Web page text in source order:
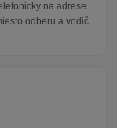
na adrese
odberu a vodič